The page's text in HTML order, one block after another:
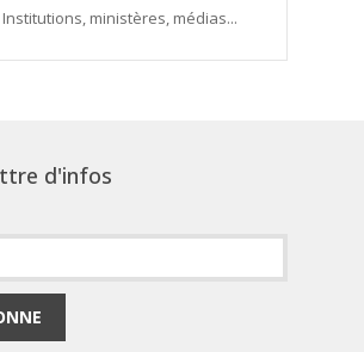
Institutions, ministères, médias...
d'infos